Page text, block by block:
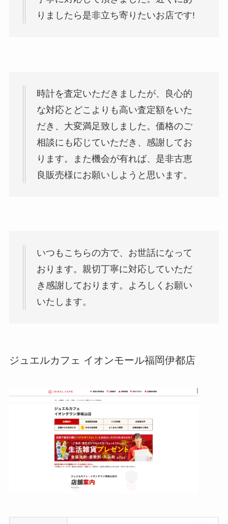
りましたら是非立ち寄りたいお店です!
時計を査定いただきましたが、良心的
な対応とどこよりも高い査定額をいた
だき、大変満足致しました。価格のご
相談にも応じていただき、感謝してお
ります。また機会が有れば、是非古恵
良販売様にお願いしようと思います。
いつもこちらの方で、お世話になって
おります。親切丁寧に対応していただ
き感謝しております。よろしくお願い
いたします。
ジュエルカフェ イオンモール福岡伊都店